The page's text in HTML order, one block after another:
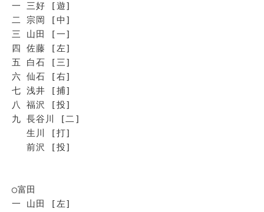
一 三好 [遊]
二 宗岡 [中]
三 山田 [一]
四 佐藤 [左]
五 白石 [三]
六 仙石 [右]
七 浅井 [捕]
八 福沢 [投]
九 長谷川 [二]
生川 [打]
前沢 [投]
◯富田
一 山田 [左]